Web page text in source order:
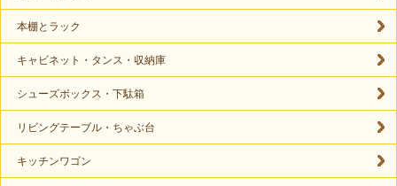
本棚とラック
キャビネット・タンス・収納庫
シューズボックス・下駄箱
リビングテーブル・ちゃぶ台
キッチンワゴン